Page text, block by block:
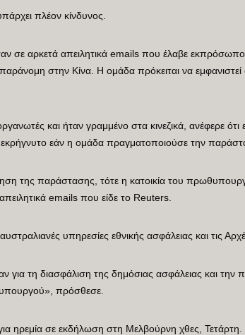
πλέον κίνδυνος.
σε αρκετά απειλητικά emails που έλαβε
παράνομη στην Κίνα. Η ομάδα πρόκειται να
και ήταν γραμμένο στα κινεζικά, ανέφερε
εκρήγνυτο εάν η ομάδα πραγματοποιούσε την
της παράστασης, τότε η κατοικία του
emails που είδε το Reuters.
υπηρεσίες εθνικής ασφάλειας και τις
για τη διασφάλιση της δημόσιας ασφάλειας και την
πρόσθεσε.
ηρεμία σε εκδήλωση στη Μελβούρνη χθες, Τετάρτη.